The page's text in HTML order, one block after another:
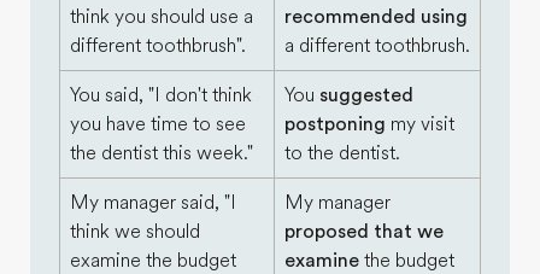
think you should use a
different toothbrush".
recommended using
a different toothbrush.
You said, "I don't think
you have time to see
the dentist this week."
You suggested
postponing my visit
to the dentist.
My manager said, "I
think we should
examine the budget
My manager
proposed that we
examine the budget